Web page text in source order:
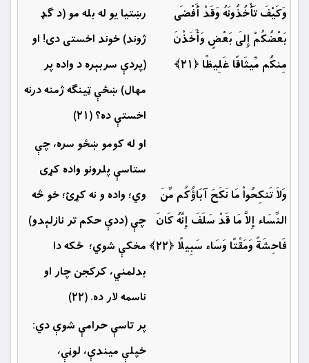
وَكَيْفَ تَأْخُذُونَهُ وَقَدْ أَفْضَى
بَعْضُكُمْ إِلَى بَعْضٍ وَأَخَذْنَ
مِنكُم مِّيثَاقًا غَلِيظًا ﴿۲۱﴾
رښتیا يو له بله مو (د گډ
ژوند) خوند اخستى دى! او
(پردې سربېره د واده پر
مهال) ښځې ‏ټينګه ژمنه درنه
اخستې ده؟ (۲۱)
وَلاَ تَنكِحُواْ مَا نَكَحَ آبَاؤُكُم مِّنَ
النِّسَاء إِلاَّ مَا قَدْ سَلَفَ إِنَّهُ كَانَ
فَاحِشَةً وَمَقْتًا وَسَاء سَبِيلًا ﴿۲۲﴾
او له كومو ښځو سره، چې
ستاسې پلرونو واده كړى
وي؛ واده و نه کړئ؛ خو څه
چې (ددې حكم تر نازلېدو)
مخكې شوي؛ ځكه دا
بدلمني، کرکجن چار او
ناسمه لار ده. (۲۲)
پر تاسې حرامې شوې دي:
خپلې ميندې، لوڼې،